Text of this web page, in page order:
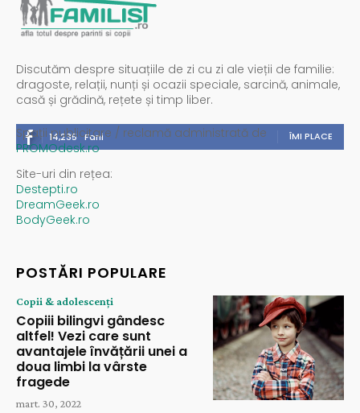
Discutăm despre situațiile de zi cu zi ale vieții de familie:
dragoste, relații, nunți și ocazii speciale, sarcină, animale,
casă și grădină, rețete și timp liber.
14,235 Fani ÎMI PLACE
Spații publicitare / reclamă administrată de
PROMOdesk.ro
Site-uri din rețea:
Destepti.ro
DreamGeek.ro
BodyGeek.ro
POSTĂRI POPULARE
Copii & adolescenți
Copiii bilingvi gândesc
altfel! Vezi care sunt
avantajele învățării unei a
doua limbi la vârste
fragede
mart. 30, 2022